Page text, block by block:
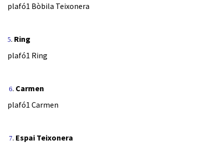
plafó1 Bòbila Teixonera
5. Ring
plafó1 Ring
6. Carmen
plafó1 Carmen
7. Espai Teixonera